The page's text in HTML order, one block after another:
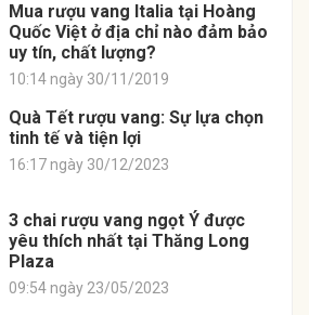
Mua rượu vang Italia tại Hoàng
Quốc Việt ở địa chỉ nào đảm bảo
uy tín, chất lượng?
10:14 ngày 30/11/2019
Quà Tết rượu vang: Sự lựa chọn
tinh tế và tiện lợi
16:17 ngày 30/12/2023
3 chai rượu vang ngọt Ý được
yêu thích nhất tại Thăng Long
Plaza
09:54 ngày 23/05/2023